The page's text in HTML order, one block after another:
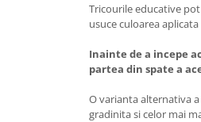
Tricourile educative
usuce culoarea
Inainte de a incepe
partea din spate a
O varianta alternativa
gradinita si celor mai